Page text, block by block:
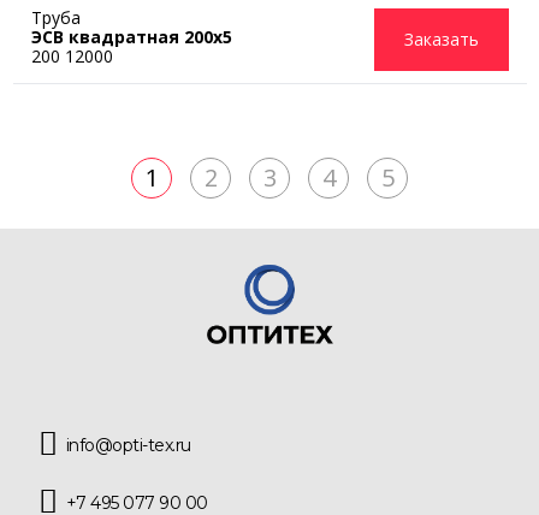
Труба
ЭСВ квадратная 200х5
200 12000
Заказать
1 2 3 4 5
info@opti-tex.ru
+7 495 077 90 00